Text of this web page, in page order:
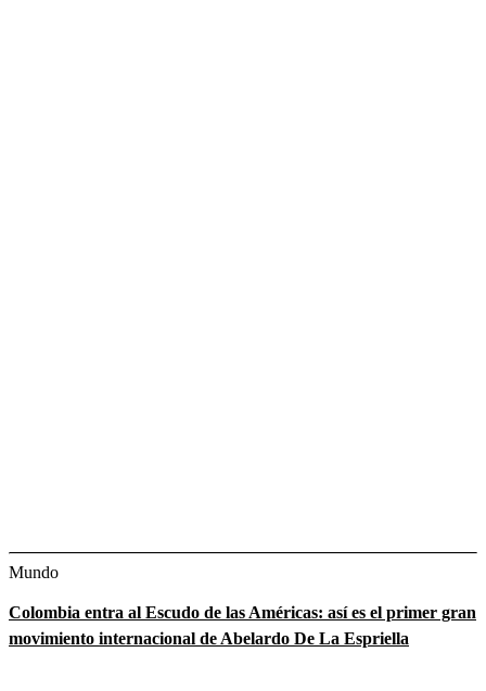
Mundo
Colombia entra al Escudo de las Américas: así es el primer gran
movimiento internacional de Abelardo De La Espriella